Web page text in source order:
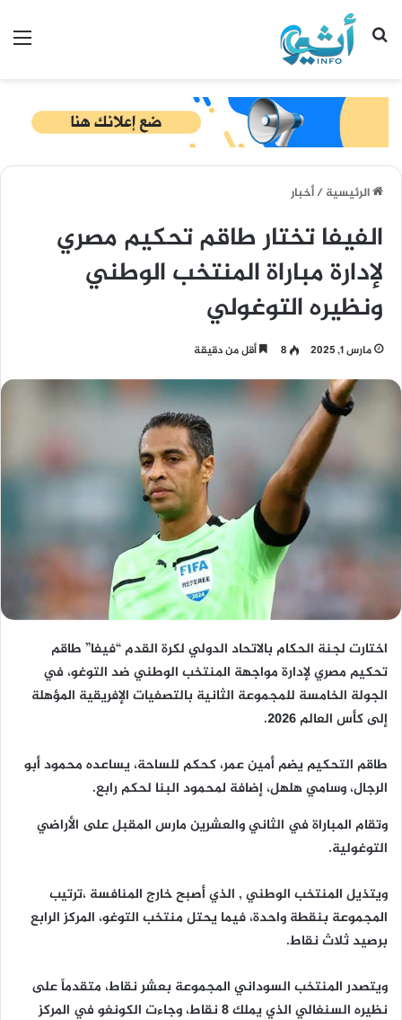
بحث عن
الرئيسية/أخبار
الفيفا تختار طاقم تحكيم مصري
لإدارة مباراة المنتخب الوطني
ونظيره التوغولي
مارس 1, 2025 8 أقل من دقيقة
اختارت لجنة الحكام بالاتحاد الدولي لكرة القدم “فيفا” طاقم
تحكيم مصري لإدارة مواجهة المنتخب الوطني ضد التوغو، في
الجولة الخامسة للمجموعة الثانية بالتصفيات الإفريقية المؤهلة
إلى كأس العالم 2026.
طاقم التحكيم يضم أمين عمر، كحكم للساحة، يساعده محمود أبو
الرجال، وسامي هلهل، إضافة لمحمود البنا لحكم رابع.
وتقام المباراة في الثاني والعشرين مارس المقبل على الأراضي
التوغولية.
ويتذيل المنتخب الوطني , الذي أصبح خارج المنافسة ،ترتيب
المجموعة بنقطة واحدة، فيما يحتل منتخب التوغو، المركز الرابع
برصيد ثلاث نقاط.
ويتصدر المنتخب السوداني المجموعة بعشر نقاط، متقدماً على
نظيره السنغالي الذي يملك 8 نقاط، وجاءت الكونغو في المركز